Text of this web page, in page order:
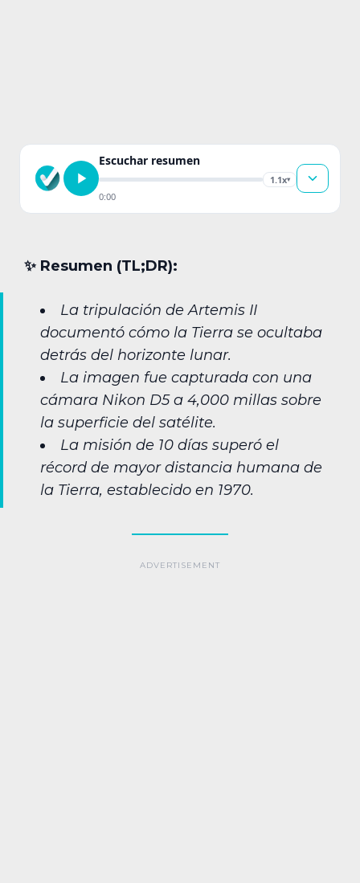
Escuchar resumen
1.1x▾
0:00
✨︎ Resumen (TL;DR):
La tripulación de Artemis II
documentó cómo la Tierra se ocultaba
detrás del horizonte lunar.
La imagen fue capturada con una
cámara Nikon D5 a 4,000 millas sobre
la superficie del satélite.
La misión de 10 días superó el
récord de mayor distancia humana de
la Tierra, establecido en 1970.